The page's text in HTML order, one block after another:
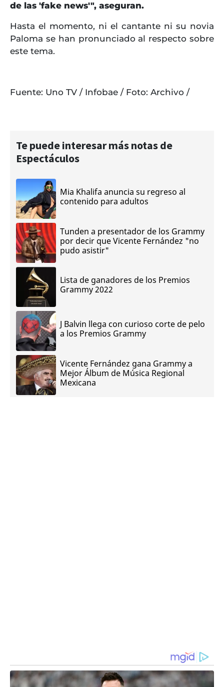
de las 'fake news'", aseguran.
Hasta el momento, ni el cantante ni su novia
Paloma se han pronunciado al respecto sobre
este tema.
Fuente: Uno TV / Infobae / Foto: Archivo /
Te puede interesar más notas de
Espectáculos
Mia Khalifa anuncia su regreso al
contenido para adultos
Tunden a presentador de los Grammy
por decir que Vicente Fernández "no
pudo asistir"
Lista de ganadores de los Premios
Grammy 2022
J Balvin llega con curioso corte de pelo
a los Premios Grammy
Vicente Fernández gana Grammy a
Mejor Álbum de Música Regional
Mexicana